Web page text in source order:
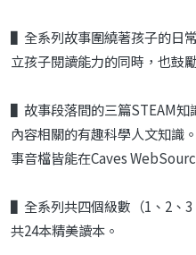
▌全系列故事圍繞著孩子的日
立孩子閱讀能力的同時，也鼓
▌故事段落間的三篇STEAM知
內容相關的有趣科學人文知識
事音檔皆能在Caves
▌全系列共四個級數（1、2、
共24本精美讀本。